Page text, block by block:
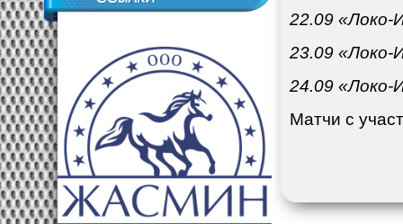
22.09 «Локо-
23.09 «Локо-
24.09 «Локо-
Матчи с